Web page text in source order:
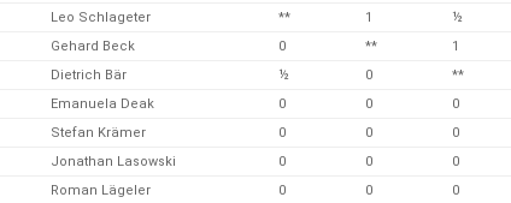
Leo Schlageter ** 1 ½
Gehard Beck 0 ** 1
Dietrich Bär ½ 0 **
Emanuela Deak 0 0 0
Stefan Krämer 0 0 0
Jonathan Lasowski 0 0 0
Roman Lägeler 0 0 0